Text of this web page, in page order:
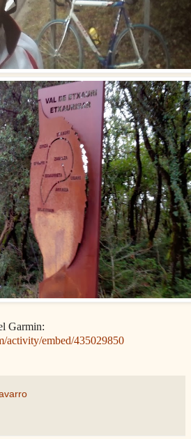
Garmin:
activity/embed/435029850